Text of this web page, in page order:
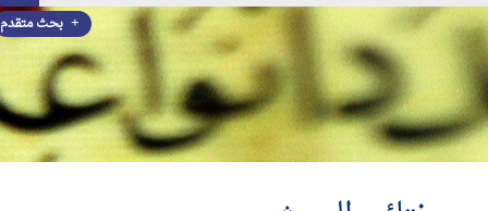
بحث متقدم